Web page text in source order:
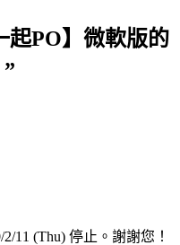
起PO】微軟版的
11 (Thu) 停止。謝謝您！